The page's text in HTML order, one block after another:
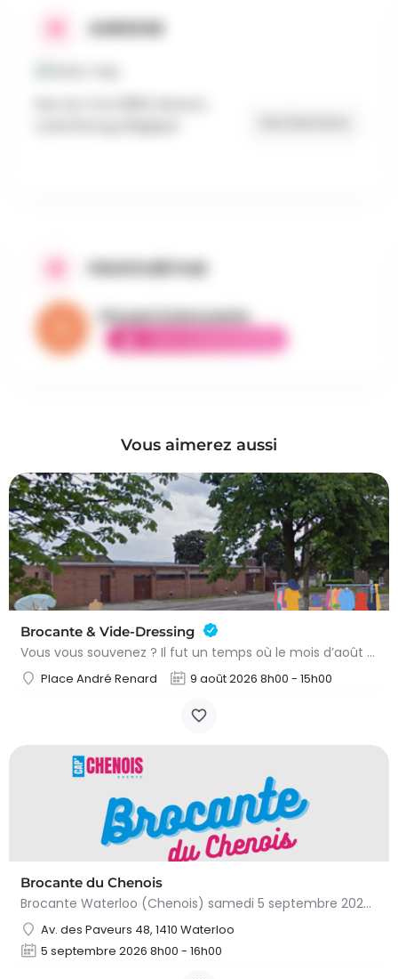
ADRESSE
PROPOSÉ PAR
Vincent la brocante
Vous aimerez aussi
Brocante & Vide-Dressing
Vous vous souvenez ? Il fut un temps où le mois d’août au Viamont rimait avec festivités, convivialité et…
Place André Renard 9 août 2026 8h00 - 15h00
Brocante du Chenois
Brocante Waterloo (Chenois) samedi 5 septembre 2026 (8 à 16h) L’asbl Cap’Chenois vous propose de vendre et…
Av. des Paveurs 48, 1410 Waterloo
5 septembre 2026 8h00 - 16h00